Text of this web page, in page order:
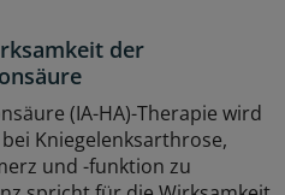
der
(IA-HA)-Therapie wird
Kniegelenksarthrose,
und -funktion zu